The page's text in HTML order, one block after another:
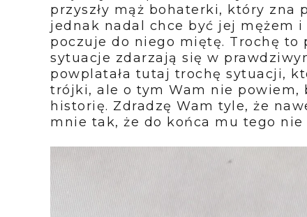
przyszły mąż bohaterki, który zna
jednak nadal chce być jej mężem
poczuje do niego miętę. Trochę
sytuacje zdarzają się w
powplatała tutaj trochę sytuacji,
trójki, ale o tym Wam nie powiem,
historię. Zdradzę Wam tyle, że
mnie tak, że do końca mu tego nie